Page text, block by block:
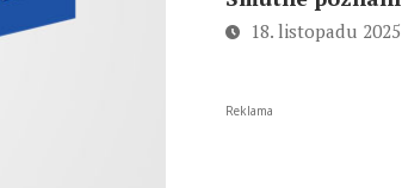
18. listopadu 2025
Reklama